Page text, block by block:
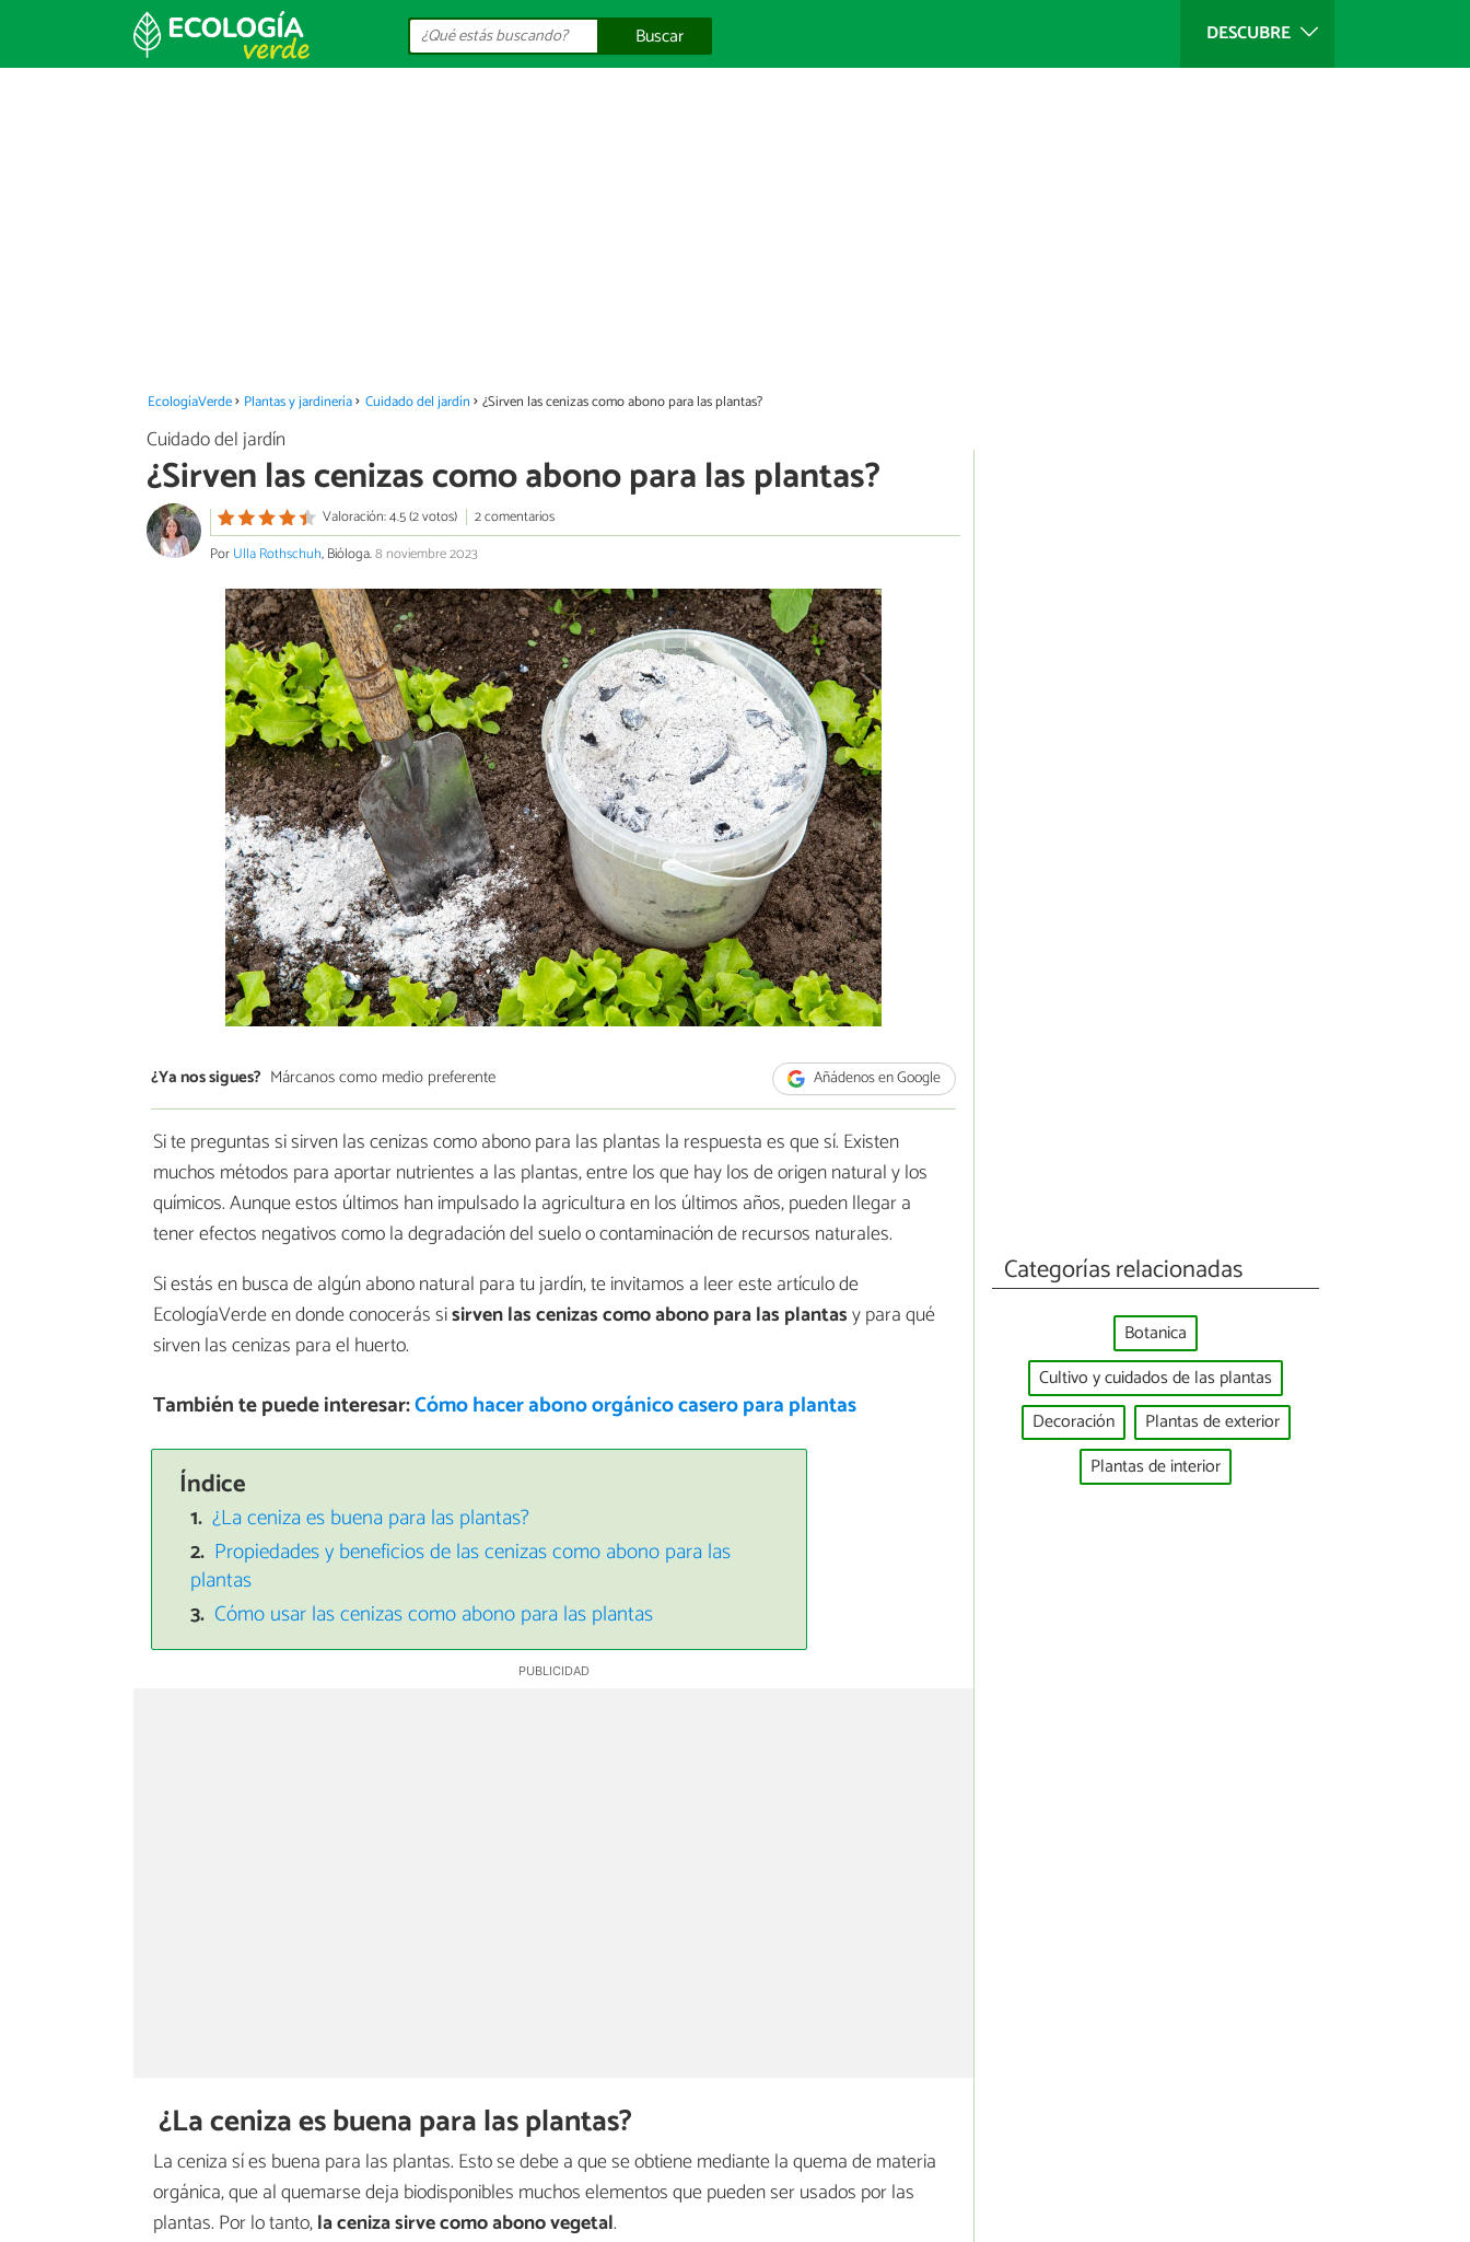
DESCUBRE
Buscar
EcologíaVerde Plantas y jardinería Cuidado del jardín ¿Sirven las cenizas como abono para las plantas?
Cuidado del jardín
¿Sirven las cenizas como abono para las plantas?
Valoración: 4.5 (2 votos)
2 comentarios
PorUlla Rothschuh, Bióloga.8 noviembre 2023
¿Ya nos sigues? Márcanos como medio preferente Añádenos en Google
Si te preguntas si sirven las cenizas como abono para las plantas la respuesta es que sí. Existen
muchos métodos para aportar nutrientes a las plantas, entre los que hay los de origen natural y los
químicos. Aunque estos últimos han impulsado la agricultura en los últimos años, pueden llegar a
tener efectos negativos como la degradación del suelo o contaminación de recursos naturales.
Si estás en busca de algún abono natural para tu jardín, te invitamos a leer este artículo de
EcologíaVerde en donde conocerás sisirven las cenizas como abono para las plantasy para qué
sirven las cenizas para el huerto.
También te puede interesar:Cómo hacer abono orgánico casero para plantas
Índice
¿La ceniza es buena para las plantas?
Propiedades y beneficios de las cenizas como abono para las
plantas
Cómo usar las cenizas como abono para las plantas
¿La ceniza es buena para las plantas?
La ceniza sí es buena para las plantas. Esto se debe a que se obtiene mediante la quema de materia
orgánica, que al quemarse deja biodisponibles muchos elementos que pueden ser usados por las
plantas. Por lo tanto,la ceniza sirve como abono vegetal.
Categorías relacionadas
Botanica
Cultivo y cuidados de las plantas
Decoración
Plantas de exterior
Plantas de interior